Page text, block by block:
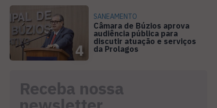
4
SANEAMENTO
Câmara de Búzios aprova
audiência pública para
discutir atuação e serviços
da Prolagos
Receba nossa